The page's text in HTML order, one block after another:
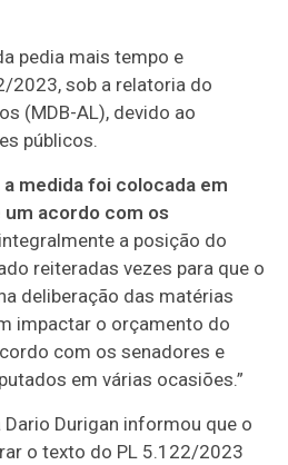
pedia mais tempo e
2023, sob a relatoria do
(MDB-AL), devido ao
públicos.
medida foi colocada em
acordo com os
a posição do
reiteradas vezes para que o
deliberação das matérias
impactar o orçamento do
com os senadores e
em várias ocasiões.”
Durigan informou que o
o texto do PL 5.122/2023